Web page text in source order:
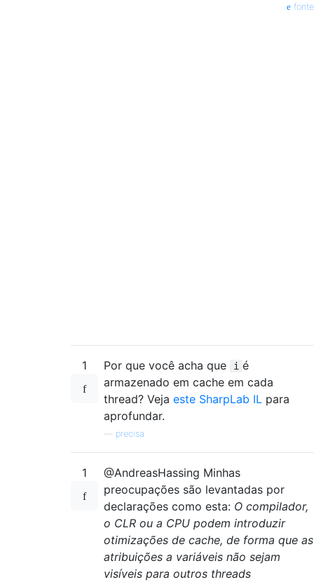
fonte
1 Por que você acha que i é
armazenado em cache em cada
thread? Veja este SharpLab IL para
aprofundar.
precisa
1
@AndreasHassing Minhas
preocupações são levantadas por
declarações como esta: O compilador,
o CLR ou a CPU podem introduzir
otimizações de cache, de forma que as
atribuições a variáveis ​​não sejam
visíveis para outros threads